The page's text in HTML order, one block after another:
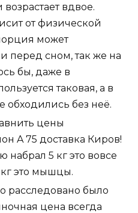
вдвое.
от физической
может
перед сном, так же на
бы, даже в
таковая, а в
обходились без неё.
цены
A 75 доставка Киров!
набрал 5 кг это вовсе
кг это мышцы.
расследовано было
цена всегда